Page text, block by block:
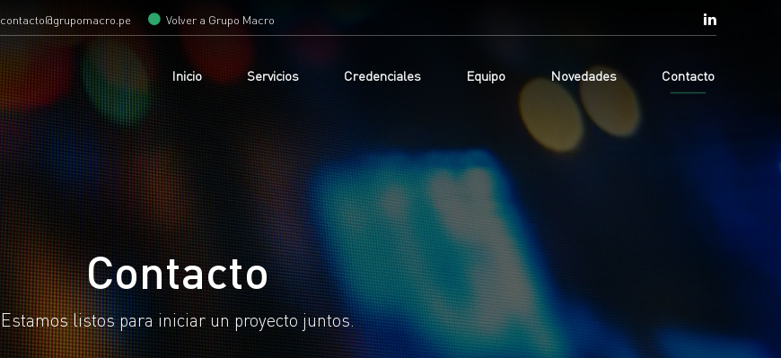
contacto@grupomacro.pe Volver a Grupo Macro
Inicio Servicios Credenciales Equipo Novedades Contacto
Contacto
Estamos listos para iniciar un proyecto juntos.